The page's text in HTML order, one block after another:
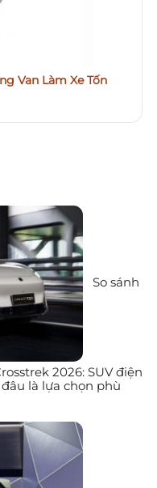
Van Làm Xe Tốn
So sánh
2026: SUV điện
là lựa chọn phù